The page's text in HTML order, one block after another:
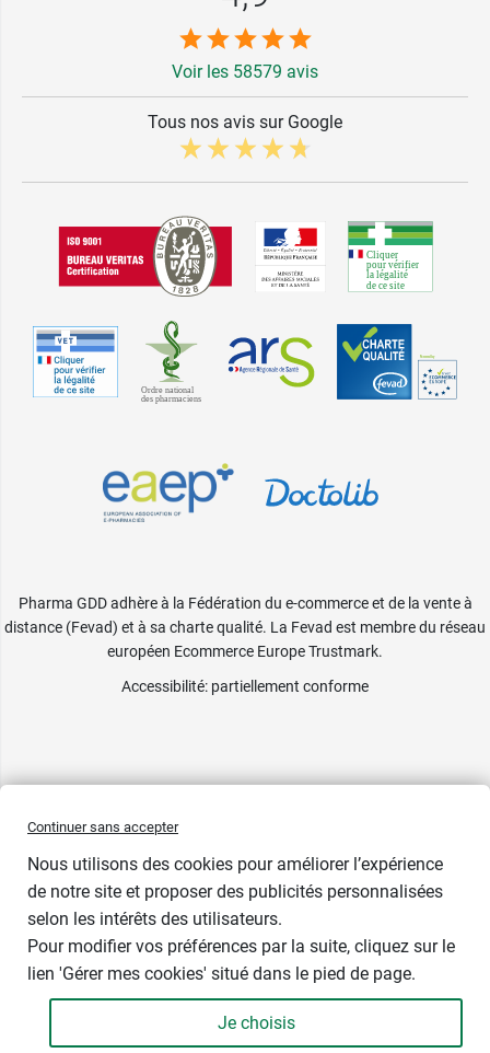
Contenance
- +
Voir les 58579 avis
Tous nos avis sur Google
Pharma GDD adhère à la Fédération du e-commerce et de la vente à
distance (Fevad) et à sa charte qualité. La Fevad est membre du réseau
européen Ecommerce Europe Trustmark.
Accessibilité: partiellement conforme
Continuer sans accepter
Nous utilisons des cookies pour améliorer l’expérience
de notre site et proposer des publicités personnalisées
selon les intérêts des utilisateurs.
Pour modifier vos préférences par la suite, cliquez sur le
lien 'Gérer mes cookies' situé dans le pied de page.
Je choisis